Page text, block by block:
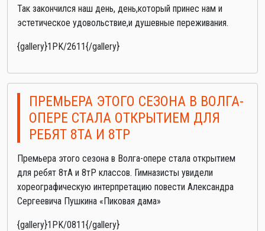
Так закончился наш день, день,который принес нам и
эстетическое удовольствие,и душевные переживания.
{gallery}1PK/2611{/gallery}
ПРЕМЬЕРА ЭТОГО СЕЗОНА В ВОЛГА-
ОПЕРЕ СТАЛА ОТКРЫТИЕМ ДЛЯ
РЕБЯТ 8ТА И 8ТР
Премьера этого сезона в Волга-опере стала открытием
для ребят 8тА и 8тР классов. Гимназисты увидели
хореографическую интерпретацию повести Александра
Сергеевича Пушкина «Пиковая дама»
{gallery}1PK/0811{/gallery}